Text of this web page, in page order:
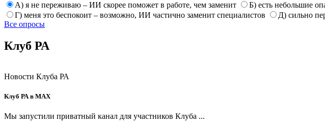
А) я не переживаю – ИИ скорее поможет в работе, чем заменит Б) есть небольшие
Г) меня это беспокоит – возможно, ИИ частично заменит специалистов
Д) сильно
Все опросы
Клуб РА
Новости Клуба РА
Клуб РА в MAX
Мы запустили приватный канал для участников Клуба ...